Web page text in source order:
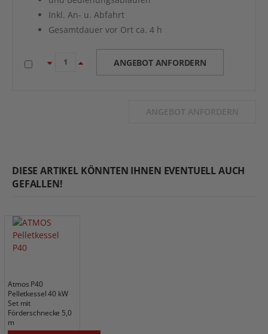
Inkl. An- u. Abfahrt
Gesamtdauer vor Ort ca. 4 h
ANGEBOT ANFORDERN
ANGEBOT ANFORDERN
DIESE ARTIKEL KÖNNTEN IHNEN EVENTUELL AUCH
GEFALLEN!
Atmos P40
Pelletkessel 40 kW
Set mit
Förderschnecke 5,0
m